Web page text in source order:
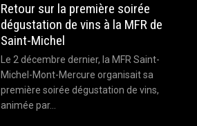
Retour sur la première soirée
dégustation de vins à la MFR de
Saint-Michel
Le 2 décembre dernier, la MFR Saint-
Michel-Mont-Mercure organisait sa
première soirée dégustation de vins,
animée par…